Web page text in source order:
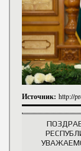
Источник: http://